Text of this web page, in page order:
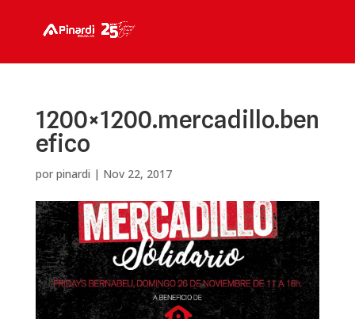
1200×1200.mercadillo.ben
efico
por pinardi | Nov 22, 2017